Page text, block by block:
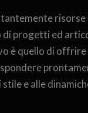
risorse
di progetti ed
è quello di
e alle